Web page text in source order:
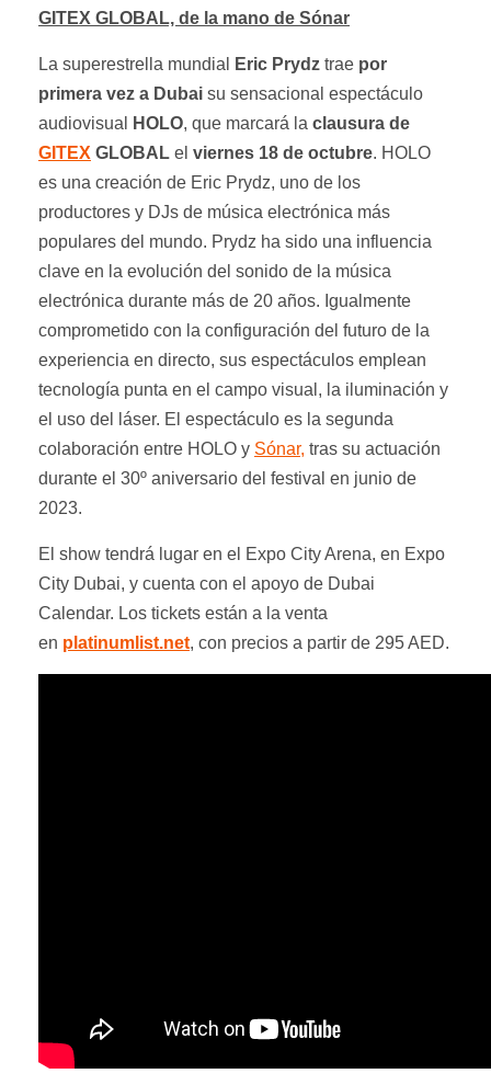
GITEX GLOBAL, de la mano de Sónar
La superestrella mundial Eric Prydz trae por
primera vez a Dubai su sensacional espectáculo
audiovisual
HOLO, que marcará la clausura de
GITEX GLOBAL el viernes 18 de octubre. HOLO
es una creación de Eric Prydz, uno de los
productores y DJs de música electrónica más
populares del mundo. Prydz ha sido una influencia
clave en la evolución del sonido de la música
electrónica durante más de 20 años. Igualmente
comprometido con la configuración del futuro de la
experiencia en directo, sus espectáculos emplean
tecnología punta en el campo visual, la iluminación y
el uso del láser. El espectáculo es la segunda
colaboración entre HOLO y Sónar, tras su actuación
durante el 30º aniversario del festival en junio de
2023.
El show tendrá lugar en el Expo City Arena, en Expo
City Dubai, y cuenta con el apoyo de Dubai
Calendar. Los tickets están a la venta
en platinumlist.net, con precios a partir de 295 AED.